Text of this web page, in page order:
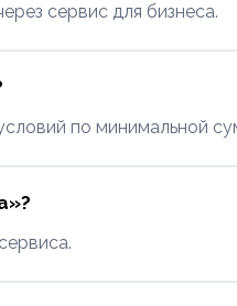
сервис для бизнеса.
по минимальной